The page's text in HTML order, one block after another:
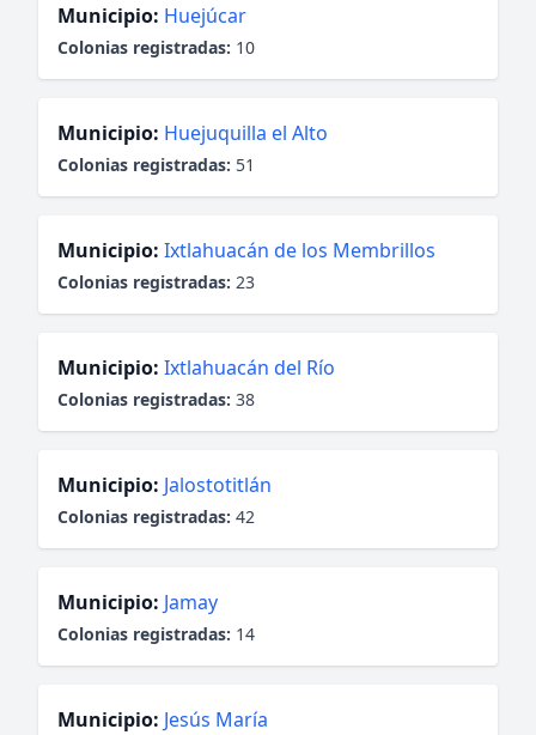
Municipio: Huejúcar
Colonias registradas: 10
Municipio: Huejuquilla el Alto
Colonias registradas: 51
Municipio: Ixtlahuacán de los Membrillos
Colonias registradas: 23
Municipio: Ixtlahuacán del Río
Colonias registradas: 38
Municipio: Jalostotitlán
Colonias registradas: 42
Municipio: Jamay
Colonias registradas: 14
Municipio: Jesús María